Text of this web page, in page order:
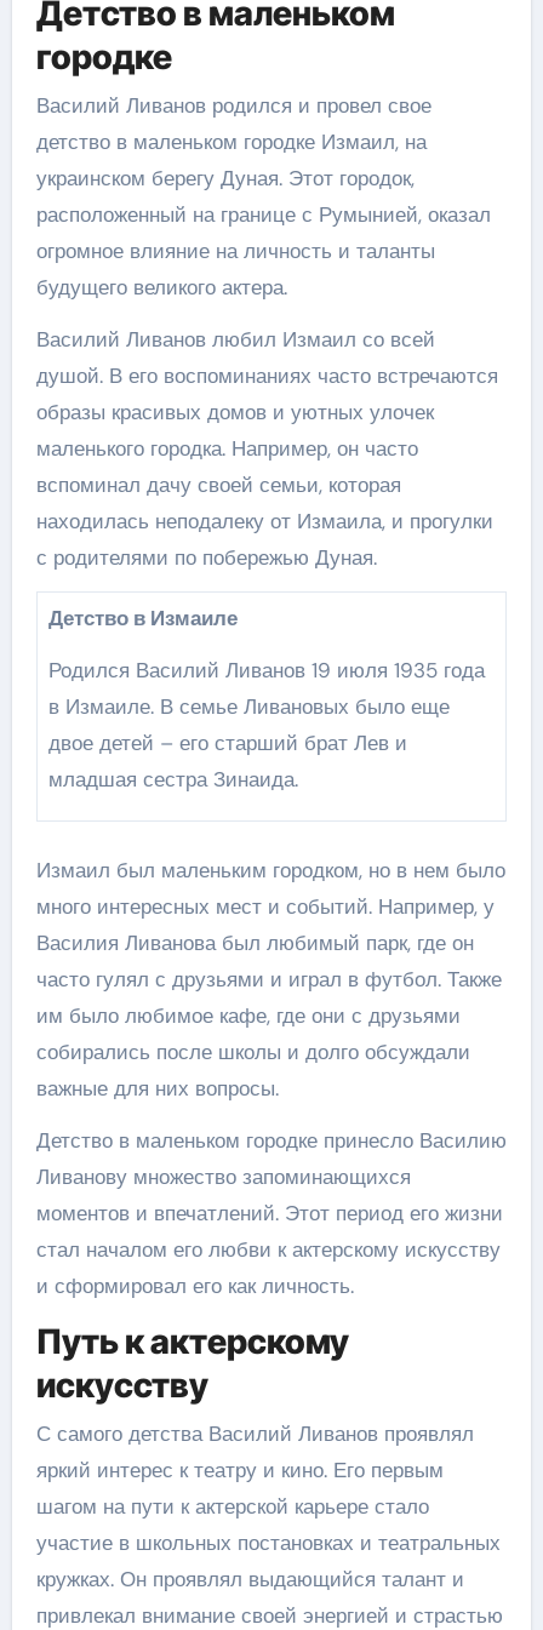
Детство в маленьком
городке
Василий Ливанов родился и провел свое
детство в маленьком городке Измаил, на
украинском берегу Дуная. Этот городок,
расположенный на границе с Румынией, оказал
огромное влияние на личность и таланты
будущего великого актера.
Василий Ливанов любил Измаил со всей
душой. В его воспоминаниях часто встречаются
образы красивых домов и уютных улочек
маленького городка. Например, он часто
вспоминал дачу своей семьи, которая
находилась неподалеку от Измаила, и прогулки
с родителями по побережью Дуная.
Детство в Измаиле
Родился Василий Ливанов 19 июля 1935 года
в Измаиле. В семье Ливановых было еще
двое детей – его старший брат Лев и
младшая сестра Зинаида.
Измаил был маленьким городком, но в нем было
много интересных мест и событий. Например, у
Василия Ливанова был любимый парк, где он
часто гулял с друзьями и играл в футбол. Также
им было любимое кафе, где они с друзьями
собирались после школы и долго обсуждали
важные для них вопросы.
Детство в маленьком городке принесло Василию
Ливанову множество запоминающихся
моментов и впечатлений. Этот период его жизни
стал началом его любви к актерскому искусству
и сформировал его как личность.
Путь к актерскому
искусству
С самого детства Василий Ливанов проявлял
яркий интерес к театру и кино. Его первым
шагом на пути к актерской карьере стало
участие в школьных постановках и театральных
кружках. Он проявлял выдающийся талант и
привлекал внимание своей энергией и страстью